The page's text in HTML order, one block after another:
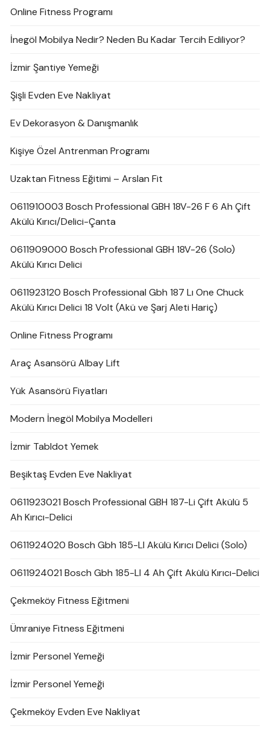
Online Fitness Programı
İnegöl Mobilya Nedir? Neden Bu Kadar Tercih Ediliyor?
İzmir Şantiye Yemeği
Şişli Evden Eve Nakliyat
Ev Dekorasyon & Danışmanlık
Kişiye Özel Antrenman Programı
Uzaktan Fitness Eğitimi – Arslan Fit
0611910003 Bosch Professional GBH 18V-26 F 6 Ah Çift
Akülü Kırıcı/Delici-Çanta
0611909000 Bosch Professional GBH 18V-26 (Solo)
Akülü Kırıcı Delici
0611923120 Bosch Professional Gbh 187 Lı One Chuck
Akülü Kırıcı Delici 18 Volt (Akü ve Şarj Aleti Hariç)
Online Fitness Programı
Araç Asansörü Albay Lift
Yük Asansörü Fiyatları
Modern İnegöl Mobilya Modelleri
İzmir Tabldot Yemek
Beşiktaş Evden Eve Nakliyat
0611923021 Bosch Professional GBH 187-Li Çift Akülü 5
Ah Kırıcı-Delici
0611924020 Bosch Gbh 185-LI Akülü Kırıcı Delici (Solo)
0611924021 Bosch Gbh 185-LI 4 Ah Çift Akülü Kırıcı-Delici
Çekmeköy Fitness Eğitmeni
Ümraniye Fitness Eğitmeni
İzmir Personel Yemeği
İzmir Personel Yemeği
Çekmeköy Evden Eve Nakliyat